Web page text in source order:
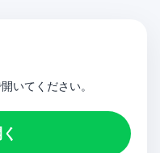
いてください。